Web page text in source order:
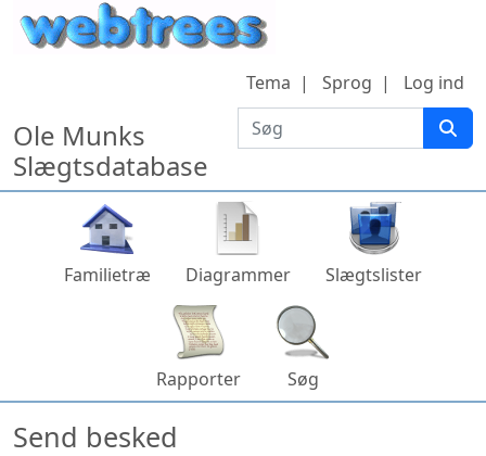
Hop til indhold
Ole Munks
Slægtsdatabase
Søg
Tema Sprog Log ind
Familietræ Diagrammer Slægtslister
Rapporter Søg
Send besked